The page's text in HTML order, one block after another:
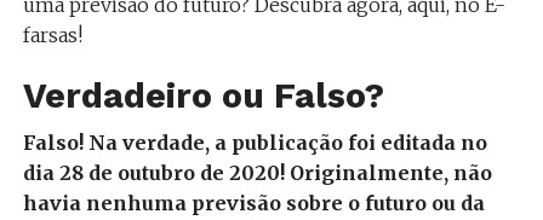
uma previsão do futuro? Descubra agora, aqui, no E-
farsas!
Verdadeiro ou Falso?
Falso! Na verdade, a publicação foi editada no
dia 28 de outubro de 2020! Originalmente, não
havia nenhuma previsão sobre o futuro ou da